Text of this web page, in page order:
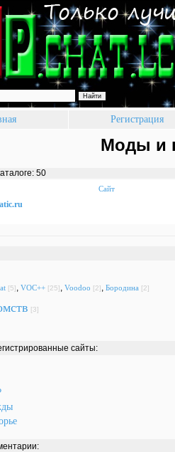
Регистрация
Моды и
50
Сайт
[5], VOC++ [25], Voodoo [2], Бородина [2]
[3]
сайты: